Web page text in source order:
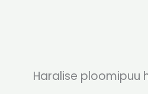
Haralise ploomipuu